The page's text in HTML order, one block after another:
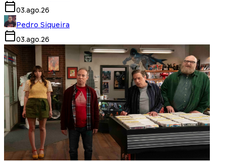
03.ago.26
Pedro Siqueira
03.ago.26